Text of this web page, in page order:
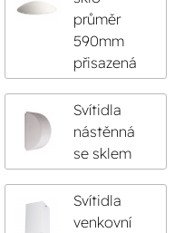
průměr
590mm
přisazená
Svítidla
nástěnná
se sklem
Svítidla
venkovní